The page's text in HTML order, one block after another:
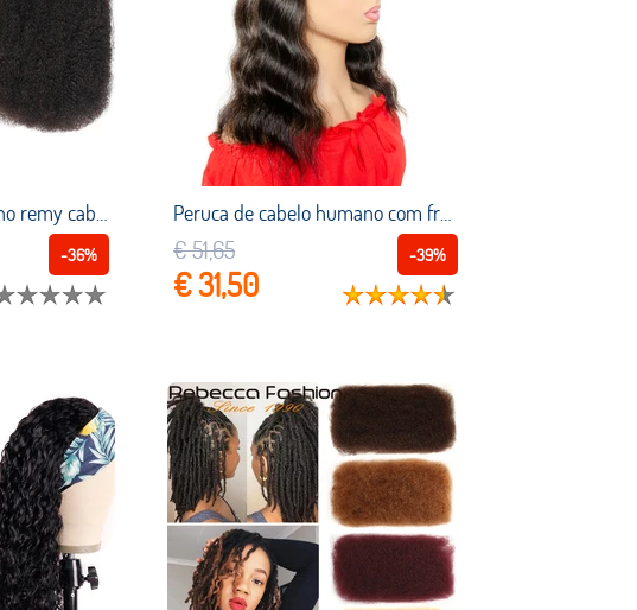
Rebecca moda peruano remy cabelo afro kinky encaracolado em massa cabelo humano para trança 50 g/pc cor natural tranças cabelo sem trama
-36%
Peruca de cabelo humano com franja, cor brilhante, 12 polegadas, brasileira, remy
-39%
€ 51,65
€ 31,50